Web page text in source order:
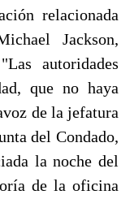
relacionada
Jackson,
autoridades
que no haya
de la jefatura
del Condado,
la noche del
de la oficina